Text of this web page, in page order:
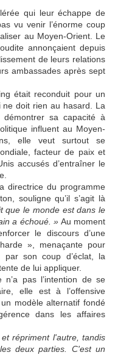
qui leur échappe de
vu venir l’énorme coup
au Moyen-Orient. Le
annonçaient depuis
de leurs relations
ambassades après sept
était reconduit pour un
doit rien au hasard. La
sa capacité à
influent au Moyen-
elle veut surtout se
facteur de paix et
accusés d’entraîner le
directrice du programme
souligne qu’il s’agit là
que le monde est dans le
a échoué. » Au moment
le discours d’une
», menaçante pour
par son coup d’éclat, la
de lui appliquer.
pas l’intention de se
elle est à l’offensive
modèle alternatif fondé
dans les affaires
répriment l'autre, tandis
deux parties. C'est un